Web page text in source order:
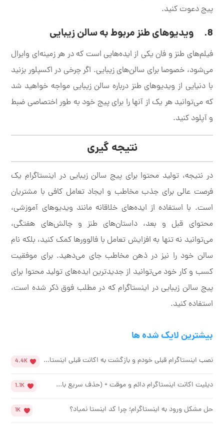
پیج دعوت کنید.
8. ویدیوهای طنز مربوط به سالن زیبایی
فیلم‌های طنز و فان یکی از ایده‌هایی است که در هر زمینه‌ای وایرال
می‌شود، خصوصا برای سالن‌های زیبایی. اگر چرخی در اکسپلور بزنید
با دنیایی از ویدیوهای طنز درباره سالن زیبایی مواجه خواهید شد
که می‌توانید هر یک از آنها را برای پیج خود به طور اختصاصی ضبط
و آپلود کنید.
نتیجه گیری
در نتیجه، تولید محتوا برای پیج سالن زیبایی در اینستاگرام یک
فرصت عالی برای جذب مخاطب و ایجاد تعامل کافی با مشتریان
است. با استفاده از ایده‌های خلاقانه مانند ویدیوهای آموزشی،
محتوای قبل و بعد، داستان‌های طنز و چالش‌های هفتگی،
می‌توانید نه تنها به افزایش تعامل با فالوورها کمک کنید، بلکه نام
سالن خود را نیز در ذهن مخاطب جای می‌دهید. برای موفقیت
کسب و کار خود می‌توانید از جدیدترین ایده‌های تولید محتوا برای
پیج سالن زیبایی در اینستاگرام که در مطلب فوق ذکر شده است،
استفاده کنید.
بیشترین لایک شده ها
نصب اینستاگرام قبلی خودم و بازگشت به اکانت قبلی اینستا... 4.4K
دیلیت اکانت اینستاگرام دائم و موقت + (حذف سریع با... 1.1K
حل مشکل ورود به اینستاگرام؛ چرا کد اینستا نمیاد؟ 1K